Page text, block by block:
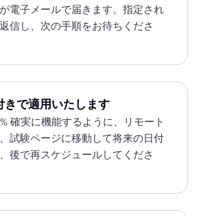
電子メールで届きます。指定され
信し、次の手順をお待ちくださ
きで適用いたします
確実に機能するように、リモート
試験ページに移動して将来の日付
後で再スケジュールしてくださ